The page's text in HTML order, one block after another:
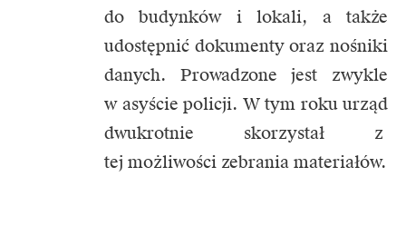
do budynków i lokali, a także
udostępnić dokumenty oraz nośniki
danych. Prowadzone jest zwykle
w asyście policji. W tym roku urząd
dwukrotnie skorzystał z
tej możliwości zebrania materiałów.